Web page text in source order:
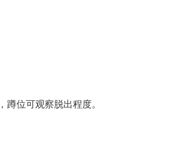
蹲位可观察脱出程度。